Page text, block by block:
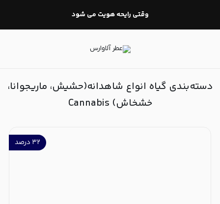
وقتی رایحه هویت می شود
دسته‌بندی گیاه انواع شاهدانه(حشیش، ماریجوانا،
خشخاش) Cannabis
۳۲ درصد